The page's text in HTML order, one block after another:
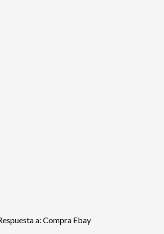
a: Compra Ebay